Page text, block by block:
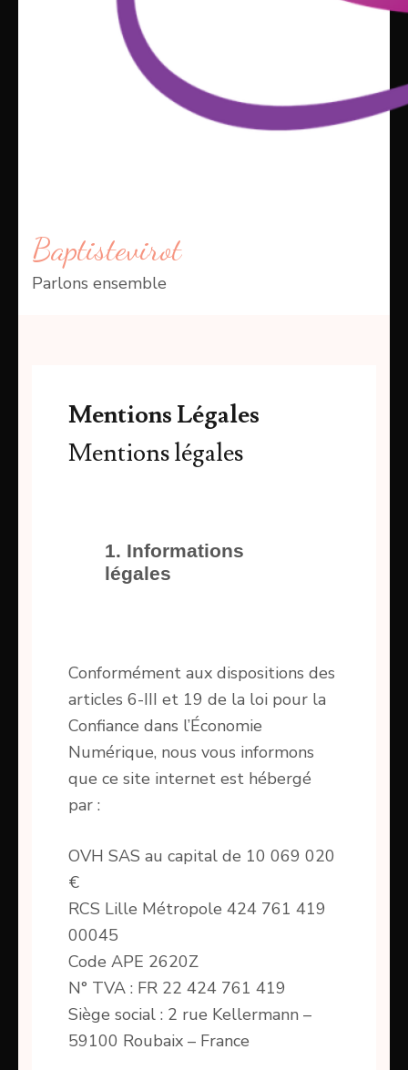
Baptistevirot
Parlons ensemble
Mentions Légales
Mentions légales
1. Informations
légales
Conformément aux dispositions des
articles 6-III et 19 de la loi pour la
Confiance dans l’Économie
Numérique, nous vous informons
que ce site internet est hébergé
par :
OVH SAS au capital de 10 069 020
€
RCS Lille Métropole 424 761 419
00045
Code APE 2620Z
N° TVA : FR 22 424 761 419
Siège social : 2 rue Kellermann –
59100 Roubaix – France